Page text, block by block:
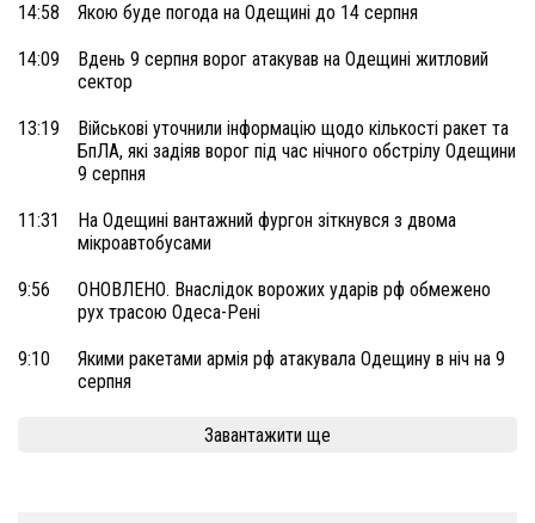
14:58 Якою буде погода на Одещині до 14 серпня
14:09
Вдень 9 серпня ворог атакував на Одещині житловий
сектор
13:19
Військові уточнили інформацію щодо кількості ракет та
БпЛА, які задіяв ворог під час нічного обстрілу Одещини
9 серпня
11:31
На Одещині вантажний фургон зіткнувся з двома
мікроавтобусами
9:56
ОНОВЛЕНО. Внаслідок ворожих ударів рф обмежено
рух трасою Одеса-Рені
9:10
Якими ракетами армія рф атакувала Одещину в ніч на 9
серпня
Завантажити ще